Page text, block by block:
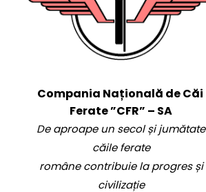
Compania Națională de Căi
Ferate ”CFR” – SA
De aproape un secol și jumătate
căile ferate
române contribuie la progres și
civilizație